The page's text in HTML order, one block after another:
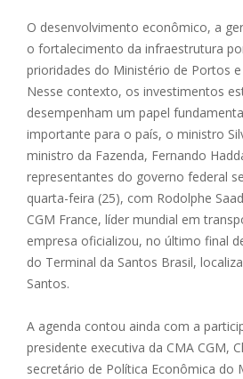
O desenvolvimento econômico, a
o fortalecimento da infraestrutura
prioridades do Ministério de Portos
Nesse contexto, os investimentos
desempenham um papel
importante para o país, o ministro
ministro da Fazenda, Fernando
representantes do governo federal
quarta-feira (25), com Rodolphe
CGM France, líder mundial em
empresa oficializou, no último final
do Terminal da Santos Brasil,
Santos.
A agenda contou ainda com a
presidente executiva da CMA CGM,
secretário de Política Econômica do